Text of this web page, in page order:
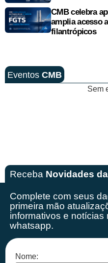
CMB celebra
amplia acesso
filantrópicos
Eventos CMB
Sem
Receba Novidades
Complete com seus
primeira mão
informativos e notícias
whatsapp.
Nome: